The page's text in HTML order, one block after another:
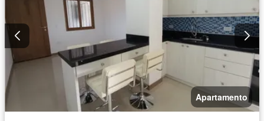
Apartamento